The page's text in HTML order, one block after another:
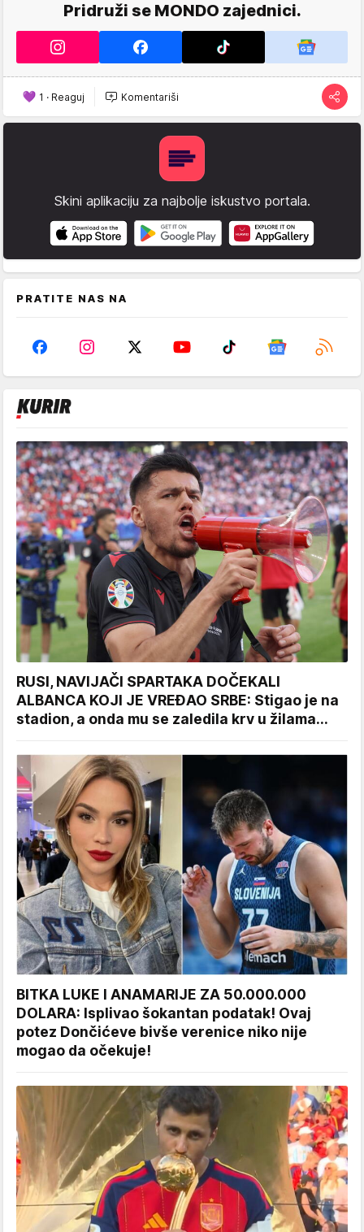
Pridruži se MONDO zajednici.
1 · Reaguj Komentariši
Skini aplikaciju za najbolje iskustvo portala.
PRATITE NAS NA
RUSI, NAVIJAČI SPARTAKA DOČEKALI
ALBANCA KOJI JE VREĐAO SRBE: Stigao je na
stadion, a onda mu se zaledila krv u žilama...
BITKA LUKE I ANAMARIJE ZA 50.000.000
DOLARA: Isplivao šokantan podatak! Ovaj
potez Dončićeve bivše verenice niko nije
mogao da očekuje!